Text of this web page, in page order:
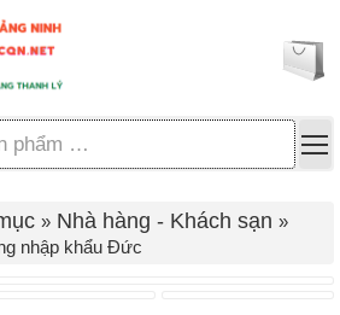
Nhà hàng - Khách sạn
nhập khẩu Đức